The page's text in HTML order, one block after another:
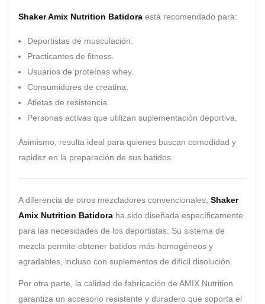
Shaker Amix Nutrition Batidora está recomendado para:
Deportistas de musculación.
Practicantes de fitness.
Usuarios de proteínas whey.
Consumidores de creatina.
Atletas de resistencia.
Personas activas que utilizan suplementación deportiva.
Asimismo, resulta ideal para quienes buscan comodidad y
rapidez en la preparación de sus batidos.
A diferencia de otros mezcladores convencionales, Shaker
Amix Nutrition Batidora ha sido diseñada específicamente
para las necesidades de los deportistas. Su sistema de
mezcla permite obtener batidos más homogéneos y
agradables, incluso con suplementos de difícil disolución.
Por otra parte, la calidad de fabricación de AMIX Nutrition
garantiza un accesorio resistente y duradero que soporta el